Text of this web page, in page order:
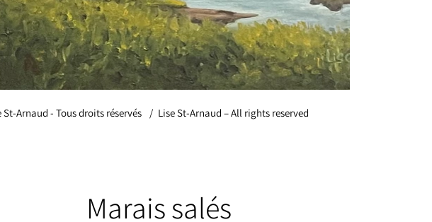
St-Arnaud - Tous droits réservés Lise St-Arnaud – All rights reserved
/
Marais salés